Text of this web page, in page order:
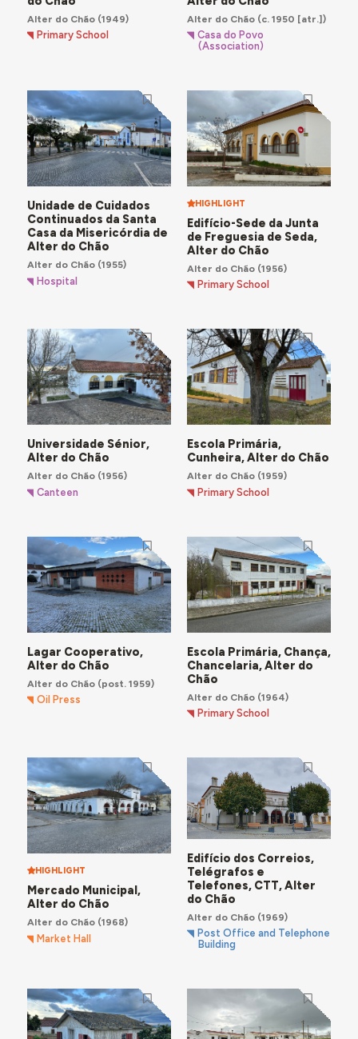
Alter do Chão(1949)
Primary School
Alter do Chão(c. 1950 [atr.])
Casa do Povo
(Association)
Unidade de Cuidados
Continuados da Santa
Casa da Misericórdia de
Alter do Chão
Alter do Chão(1955)
Hospital
HIGHLIGHT
Edifício-Sede da Junta
de Freguesia de Seda,
Alter do Chão
Alter do Chão(1956)
Primary School
Universidade Sénior,
Alter do Chão
Alter do Chão(1956)
Canteen
Escola Primária,
Cunheira, Alter do Chão
Alter do Chão(1959)
Primary School
Lagar Cooperativo,
Alter do Chão
Alter do Chão(post. 1959)
Oil Press
Escola Primária, Chança,
Chancelaria, Alter do
Chão
Alter do Chão(1964)
Primary School
HIGHLIGHT
Mercado Municipal,
Alter do Chão
Alter do Chão(1968)
Market Hall
Edifício dos Correios,
Telégrafos e
Telefones, CTT, Alter
do Chão
Alter do Chão(1969)
Post Office and Telephone
Building